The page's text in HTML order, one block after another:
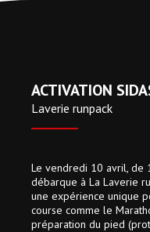
ACTIVATION
Laverie runpack
Le vendredi 10 avril, de
débarque à La Laverie
une expérience unique
course comme le
préparation du pied